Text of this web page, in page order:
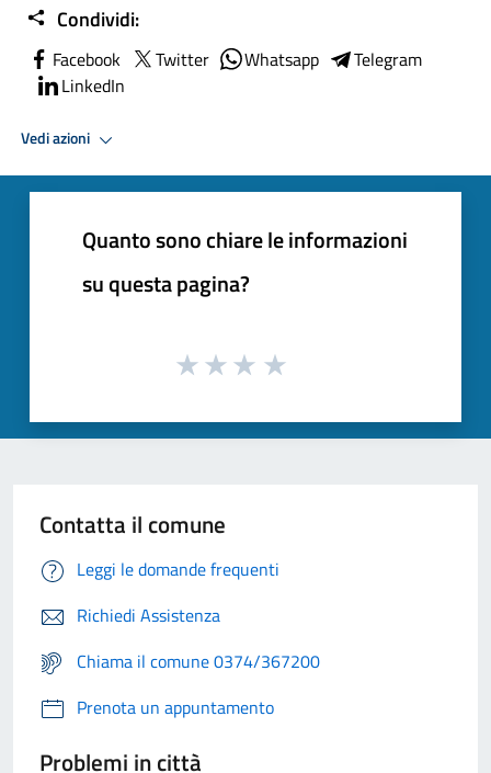
Condividi:
Facebook Twitter Whatsapp
Telegram
LinkedIn
Vedi azioni
Quanto sono chiare le informazioni
su questa pagina?
Contatta il comune
Leggi le domande frequenti
Richiedi Assistenza
Chiama il comune 0374/367200
Prenota un appuntamento
Problemi in città